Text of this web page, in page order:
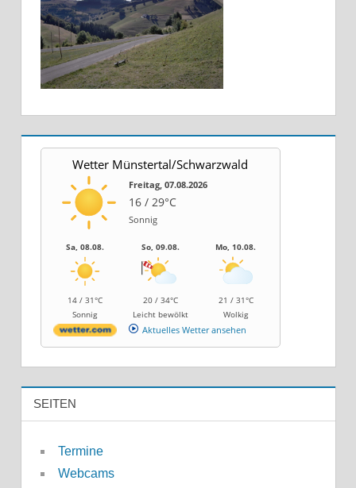
Wetter Münstertal/Schwarzwald
Freitag, 07.08.2026
16 / 29°C
Sonnig
Sa, 08.08.
14 / 31°C
Sonnig
So, 09.08.
20 / 34°C
Leicht bewölkt
Mo, 10.08.
21 / 31°C
Wolkig
Aktuelles Wetter ansehen
SEITEN
Termine
Webcams